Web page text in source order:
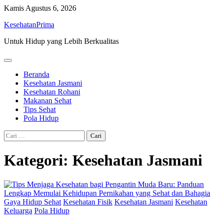
Skip
content
Kamis Agustus 6, 2026
KesehatanPrima
Untuk Hidup yang Lebih Berkualitas
Beranda
Kesehatan Jasmani
Kesehatan Rohani
Makanan Sehat
Tips Sehat
Pola Hidup
Cari
untuk:
Kategori: Kesehatan Jasmani
Gaya Hidup Sehat Kesehatan Fisik Kesehatan Jasmani Kesehatan
Keluarga Pola Hidup